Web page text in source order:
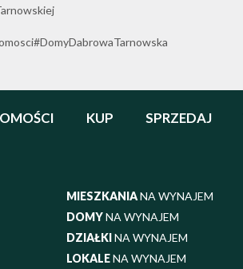
KUP SPRZEDAJ
MIESZKANIANA WYNAJEM
DOMYNA WYNAJEM
DZIAŁKINA WYNAJEM
LOKALENA WYNAJEM